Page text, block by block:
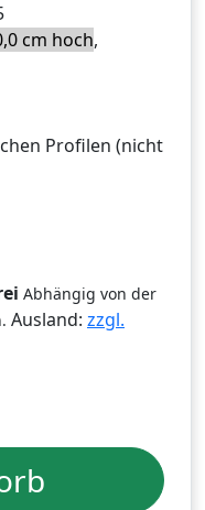
cm hoch,
Profilen (nicht
Abhängig von der
Ausland: zzgl.